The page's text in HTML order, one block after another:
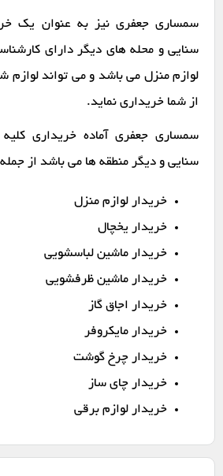
سمساری جعفری نیز به عنوان یک
سنایی و محله های دیگر دارای
لوازم منزل می باشد و می تواند لوازم
از شما خریداری نماید.
سمساری جعفری آماده خریداری
سنایی و دیگر منطقه ها می باشد از
خریدار لوازم منزل
خریدار یخچال
خریدار ماشین لباسشویی
خریدار ماشین ظرفشویی
خریدار اجاق گاز
خریدار مایکروفر
خریدار چرخ گوشت
خریدار چای ساز
خریدار لوازم برقی